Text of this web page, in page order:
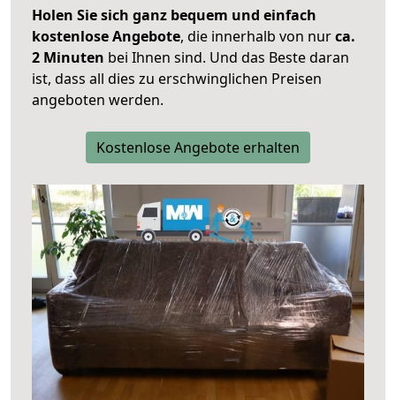
Holen Sie sich ganz bequem und einfach
kostenlose Angebote, die innerhalb von nurca.
2 Minuten bei Ihnen sind. Und das Beste daran
ist, dass all dies zu erschwinglichen Preisen
angeboten werden.
Kostenlose Angebote erhalten